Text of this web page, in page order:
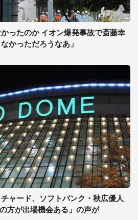
ったのか イオン爆発事故で斎藤幸
かっただろうなあ」
ャード、ソフトバンク・秋広優人
方が出場機会ある」の声が